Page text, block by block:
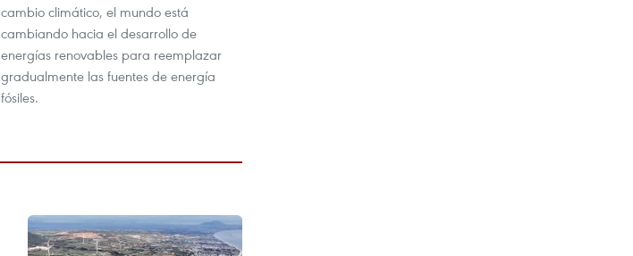
cambio climático, el mundo está
cambiando hacia el desarrollo de
energías renovables para reemplazar
gradualmente las fuentes de energía
fósiles.